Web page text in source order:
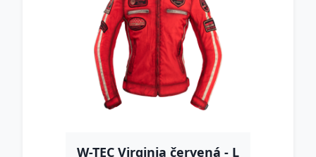
W-TEC Virginia červená - L